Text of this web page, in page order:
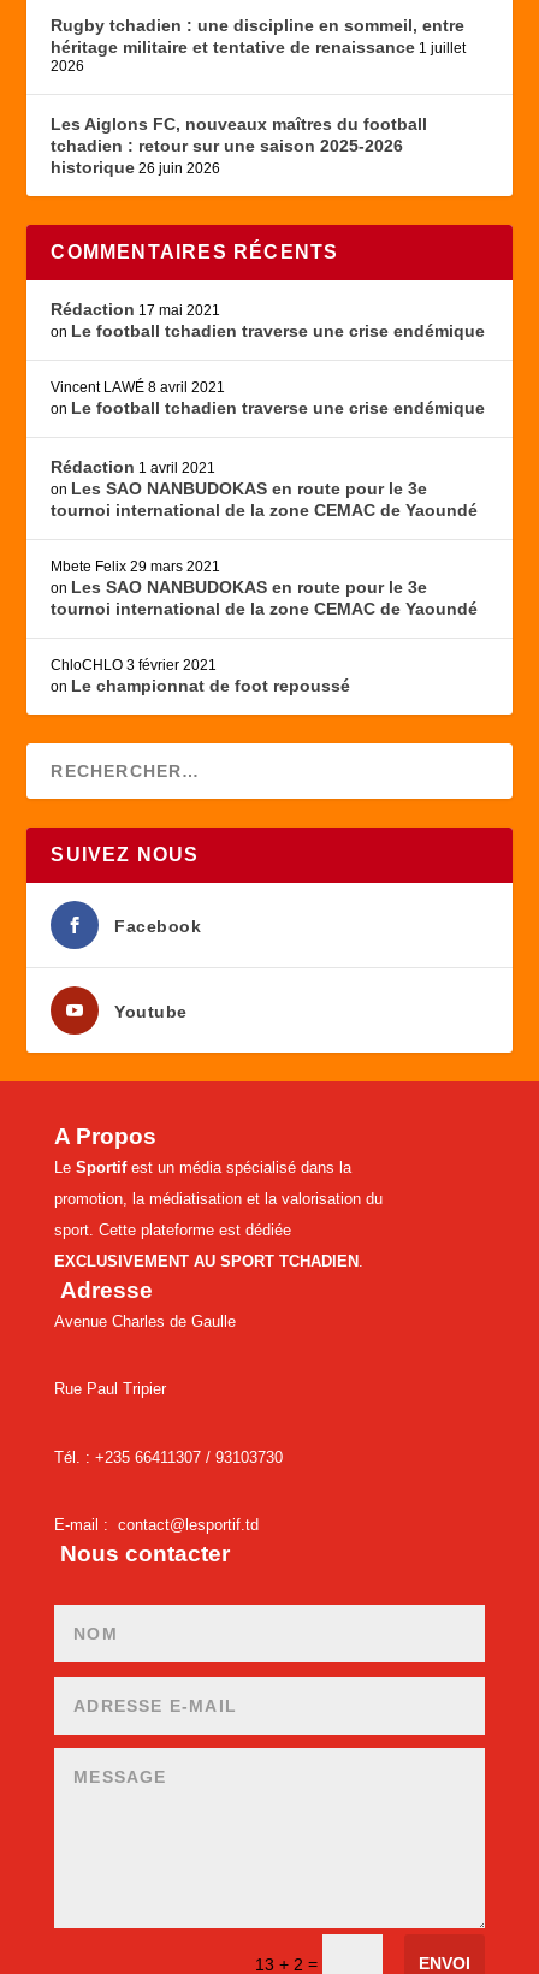
Rugby tchadien : une discipline en sommeil, entre
héritage militaire et tentative de renaissance 1 juillet
2026
Les Aiglons FC, nouveaux maîtres du football
tchadien : retour sur une saison 2025-2026
historique 26 juin 2026
COMMENTAIRES RÉCENTS
Rédaction 17 mai 2021
on Le football tchadien traverse une crise endémique
Vincent LAWÉ 8 avril 2021
on Le football tchadien traverse une crise endémique
Rédaction 1 avril 2021
on Les SAO NANBUDOKAS en route pour le 3e
tournoi international de la zone CEMAC de Yaoundé
Mbete Felix 29 mars 2021
on Les SAO NANBUDOKAS en route pour le 3e
tournoi international de la zone CEMAC de Yaoundé
ChloCHLO 3 février 2021
on Le championnat de foot repoussé
SUIVEZ NOUS
Facebook
Youtube
A Propos
Le Sportifest un média spécialisé dans la
promotion, la médiatisation et la valorisation du
sport. Cette plateforme est dédiée
EXCLUSIVEMENT AU SPORT TCHADIEN
Adresse
Avenue Charles de Gaulle
Rue Paul Tripier
Tél. : +235 66411307 / 93103730
E-mail : contact@lesportif.td
Nous contacter
13 + 2 = ENVOI